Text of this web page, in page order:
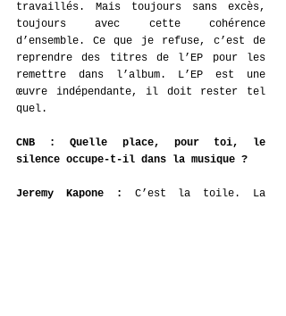
travaillés. Mais toujours sans excès,
toujours avec cette cohérence
d’ensemble. Ce que je refuse, c’est de
reprendre des titres de l’EP pour les
remettre dans l’album. L’EP est une
œuvre indépendante, il doit rester tel
quel.
CNB : Quelle place, pour toi, le
silence occupe-t-il dans la musique ?
Jeremy Kapone : C’est la toile. La